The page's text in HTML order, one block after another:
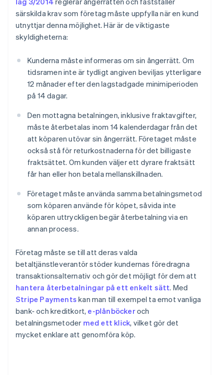
särskilda krav som företag måste uppfylla när en kund
utnyttjar denna möjlighet. Här är de viktigaste
skyldigheterna:
Kunderna måste informeras om sin ångerrätt. Om
tidsramen inte är tydligt angiven beviljas ytterligare
12 månader efter den lagstadgade minimiperioden
på 14 dagar.
Den mottagna betalningen, inklusive fraktavgifter,
måste återbetalas inom 14 kalenderdagar från det
att köparen utövar sin ångerrätt. Företaget måste
också stå för returkostnaderna för det billigaste
fraktsättet. Om kunden väljer ett dyrare fraktsätt
får han eller hon betala mellanskillnaden.
Företaget måste använda samma betalningsmetod
som köparen använde för köpet, såvida inte
köparen uttryckligen begär återbetalning via en
annan process.
Företag måste se till att deras valda
betaltjänstleverantör stöder kundernas föredragna
transaktionsalternativ och gör det möjligt för dem att
hantera återbetalningar på ett enkelt sätt. Med
Stripe Payments kan man till exempel ta emot vanliga
bank- och kreditkort, e-plånböckeroch
betalningsmetoder med ett klick, vilket gör det
mycket enklare att genomföra köp.